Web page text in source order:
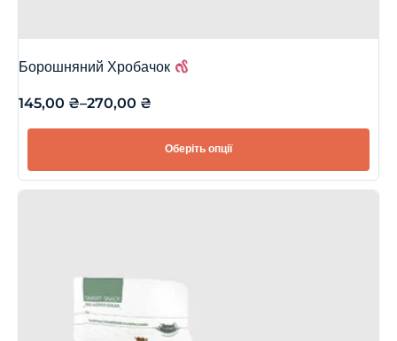
Борошняний Хробачок
145,00 ₴–270,00 ₴
Оберіть опції